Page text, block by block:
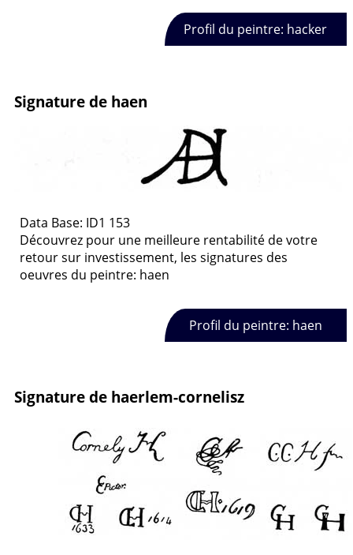
Profil du peintre: hacker
Signature de haen
Data Base: ID1 153
Découvrez pour une meilleure rentabilité de votre
retour sur investissement, les signatures des
oeuvres du peintre: haen
Profil du peintre: haen
Signature de haerlem-cornelisz